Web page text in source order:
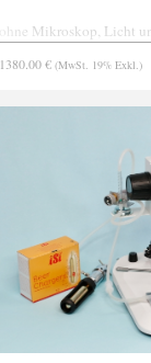
ohne Mikroskop, Licht
1380.00 € (MwSt. 19% Exkl.)